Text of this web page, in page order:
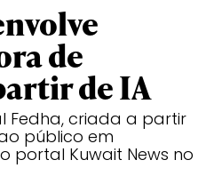
de
de IA
Fedha, criada a partir
público em
portal Kuwait News no